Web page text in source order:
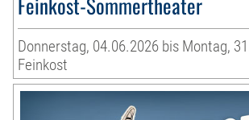
Donnerstag, 04.06.2026 bis Montag,
Feinkost